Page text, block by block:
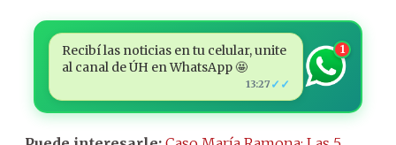
Recibí las noticias en tu celular, unite
al canal de ÚH en WhatsApp 🤩
13:27 ✓✓
1